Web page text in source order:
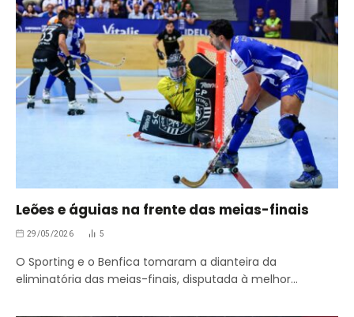
Leões e águias na frente das meias-finais
29/05/2026 5
O Sporting e o Benfica tomaram a dianteira da
eliminatória das meias-finais, disputada à melhor…